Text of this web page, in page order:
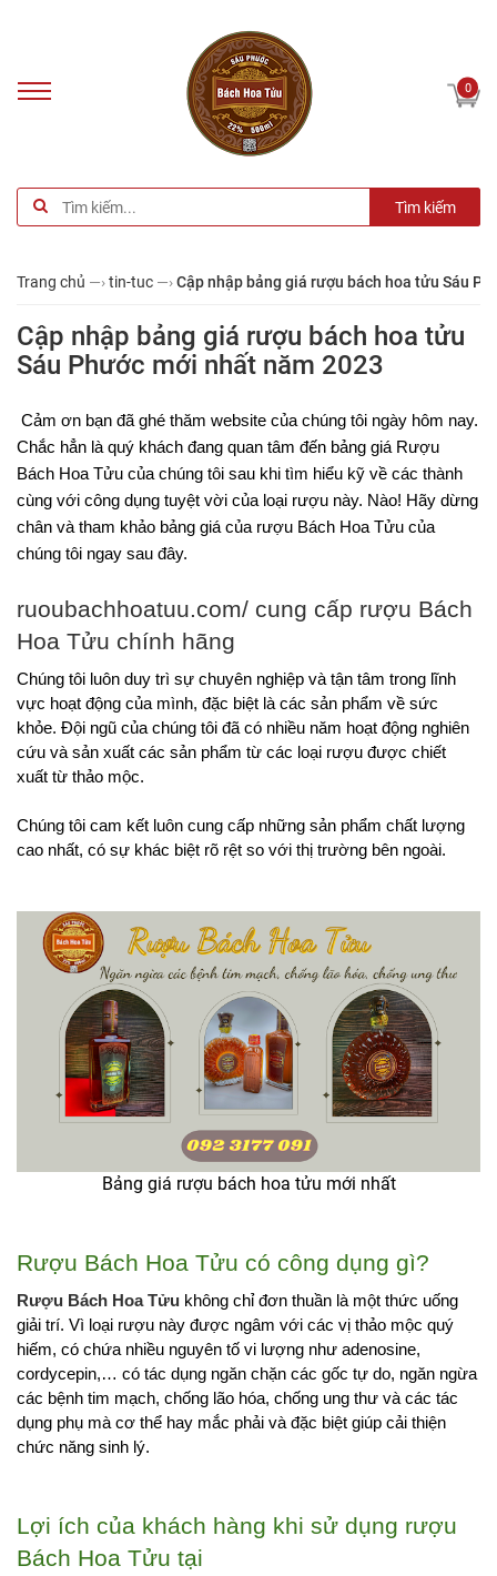
0
Tìm kiếm
Trang chủ —›tin-tuc —›Cập nhập bảng giá rượu bách hoa tửu Sáu
Cập nhập bảng giá rượu bách hoa tửu
Sáu Phước mới nhất năm 2023
Cảm ơn bạn đã ghé thăm website của chúng tôi ngày hôm nay.
Chắc hẳn là quý khách đang quan tâm đến bảng giá Rượu
Bách Hoa Tửu của chúng tôi sau khi tìm hiểu kỹ về các thành
cùng với công dụng tuyệt vời của loại rượu này. Nào! Hãy dừng
chân và tham khảo bảng giá của rượu Bách Hoa Tửu của
chúng tôi ngay sau đây.
ruoubachhoatuu.com/ cung cấp rượu Bách
Hoa Tửu chính hãng
Chúng tôi luôn duy trì sự chuyên nghiệp và tận tâm trong lĩnh
vực hoạt động của mình, đặc biệt là các sản phẩm về sức
khỏe. Đội ngũ của chúng tôi đã có nhiều năm hoạt động nghiên
cứu và sản xuất các sản phẩm từ các loại rượu được chiết
xuất từ thảo mộc.
Chúng tôi cam kết luôn cung cấp những sản phẩm chất lượng
cao nhất, có sự khác biệt rõ rệt so với thị trường bên ngoài.
Bảng giá rượu bách hoa tửu mới nhất
Rượu Bách Hoa Tửu có công dụng gì?
Rượu Bách Hoa Tửu không chỉ đơn thuần là một thức uống
giải trí. Vì loại rượu này được ngâm với các vị thảo mộc quý
hiếm, có chứa nhiều nguyên tố vi lượng như adenosine,
cordycepin,… có tác dụng ngăn chặn các gốc tự do, ngăn ngừa
các bệnh tim mạch, chống lão hóa, chống ung thư và các tác
dụng phụ mà cơ thể hay mắc phải và đặc biệt giúp cải thiện
chức năng sinh lý.
Lợi ích của khách hàng khi sử dụng rượu
Bách Hoa Tửu tại